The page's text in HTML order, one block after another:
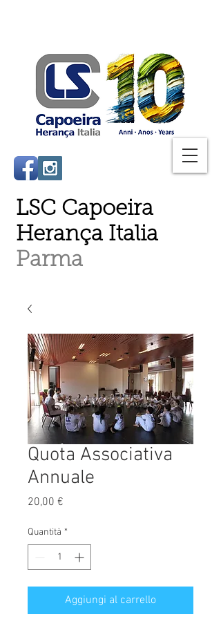
LSC Capoeira
Herança Italia
Parma
Quota Associativa
Annuale
20,00 €
Quantità *
Aggiungi al carrello